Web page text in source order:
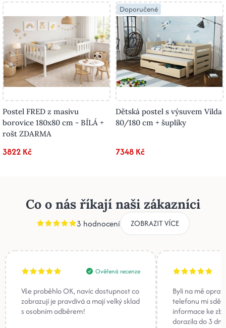
Postel FRED z masivu
borovice 180x80 cm - BÍLÁ +
rošt ZDARMA
3822 Kč
Doporučené
Dětská postel s výsuvem Vilda
80/180 cm + šuplíky
7348 Kč
Co o nás říkají naši zákazníci
3 hodnocení ZOBRAZIT VÍCE
Ověřená recenze
Vše proběhlo OK, navíc dostupnost co
zobrazují je pravdivá a mají velký sklad
s osobním odběrem!
Byli na mě
telefonu mi
informace ke
dorazila do 3